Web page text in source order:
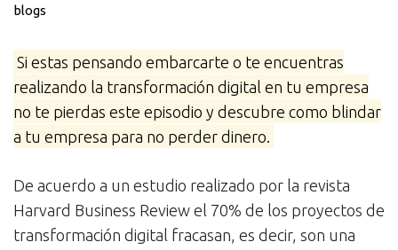
blogs
Si estas pensando embarcarte o te encuentras
realizando la transformación digital en tu empresa
no te pierdas este episodio y descubre como blindar
a tu empresa para no perder dinero.
De acuerdo a un estudio realizado por la revista
Harvard Business Review el 70% de los proyectos de
transformación digital fracasan, es decir, son una